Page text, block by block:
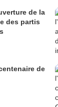
de la
des partis
de